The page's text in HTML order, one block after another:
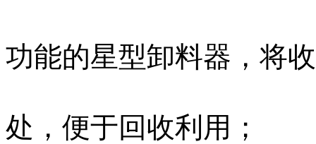
功能的星型卸料器，将
处，便于回收利用；